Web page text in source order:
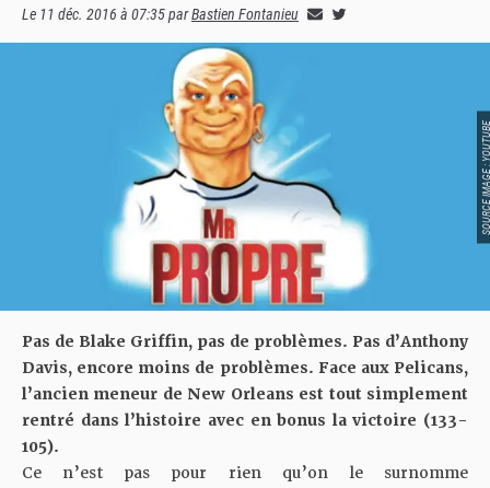
Le 11 déc. 2016 à 07:35parBastien Fontanieu
SOURCE
Pas de Blake Griffin, pas de problèmes. Pas d’Anthony
Davis, encore moins de problèmes. Face aux Pelicans,
l’ancien meneur de New Orleans est tout simplement
rentré dans l’histoire avec en bonus la victoire (133-
105).
Ce n’est pas pour rien qu’on le surnomme